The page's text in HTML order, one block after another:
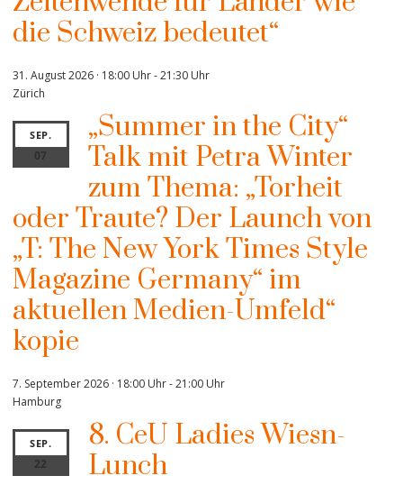
die Schweiz bedeutet“
31. August 2026 · 18:00 Uhr-21:30 Uhr
Zürich
SEP.
07
„Summer in the City“
Talk mit Petra Winter
zum Thema: „Torheit
oder Traute? Der Launch von
„T: The New York Times Style
Magazine Germany“ im
aktuellen Medien-Umfeld“
kopie
7. September 2026 · 18:00 Uhr-21:00 Uhr
Hamburg
SEP.
22
8. CeU Ladies Wiesn-
Lunch